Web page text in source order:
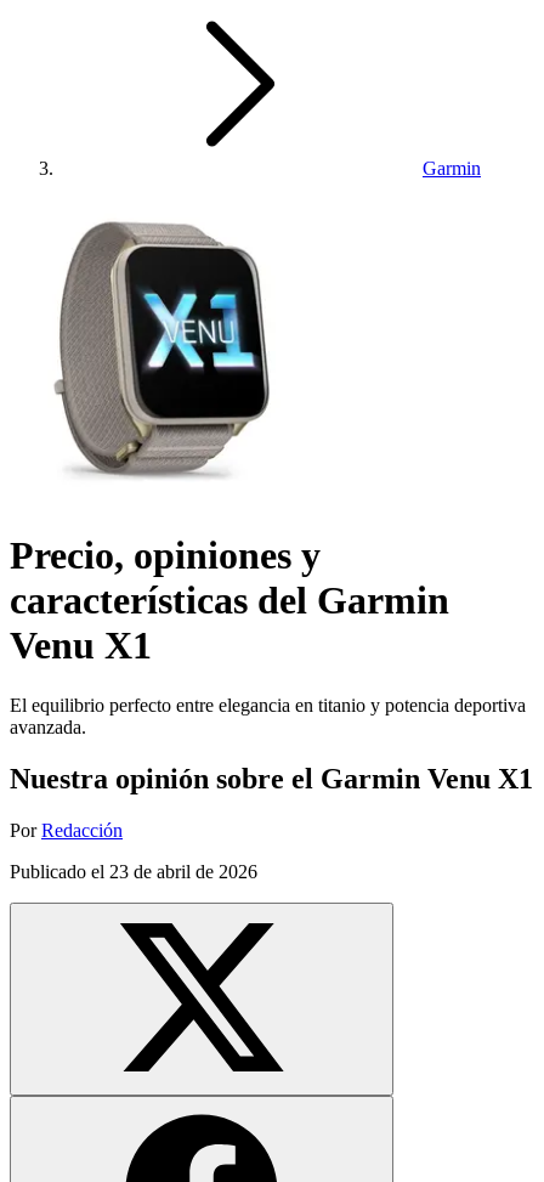
Garmin
Precio, opiniones y
características del Garmin
Venu X1
El equilibrio perfecto entre elegancia en titanio y potencia deportiva
avanzada.
Nuestra opinión sobre el Garmin Venu X1
Por Redacción
Publicado el 23 de abril de 2026